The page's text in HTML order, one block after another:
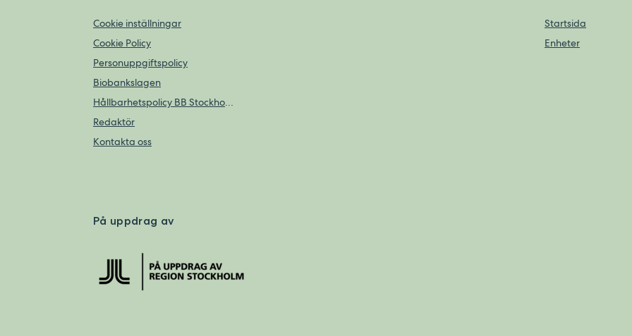
Cookie inställningar
Cookie Policy
Personuppgiftspolicy
Biobankslagen
Hållbarhetspolicy BB Stockholm
Redaktör
Kontakta oss
Startsida
Enheter
På uppdrag av